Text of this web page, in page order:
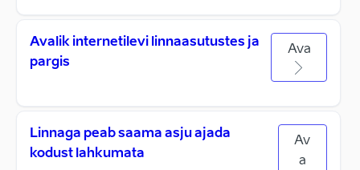
Avalik internetilevi linnaasutustes ja
pargis
Ava
Linnaga peab saama asju ajada
kodust lahkumata
Av
a